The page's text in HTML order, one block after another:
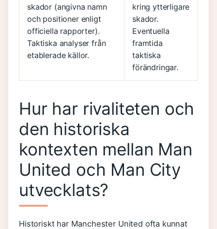
skador (angivna namn
och positioner enligt
officiella rapporter).
Taktiska analyser från
etablerade källor.
kring ytterligare
skador.
Eventuella
framtida
taktiska
förändringar.
Hur har rivaliteten och
den historiska
kontexten mellan Man
United och Man City
utvecklats?
Historiskt har Manchester United ofta kunnat